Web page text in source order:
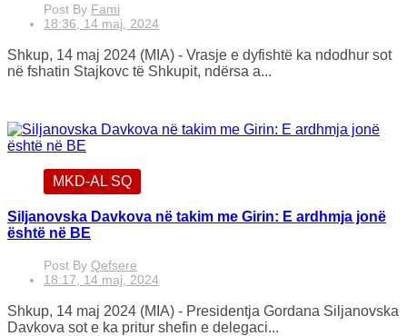
Post By Fami
18:36, 14 maj, 2024
Shkup, 14 maj 2024 (MIA) - Vrasje e dyfishtë ka ndodhur sot
në fshatin Stajkovc të Shkupit, ndërsa a...
MKD-AL SQ
Siljanovska Davkova në takim me Girin: E ardhmja jonë
është në BE
Post By Qefsere
18:17, 14 maj, 2024
Shkup, 14 maj 2024 (MIA) - Presidentja Gordana Siljanovska
Davkova sot e ka pritur shefin e delegaci...